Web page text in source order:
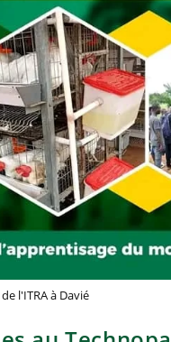
l'ITRA à Davié